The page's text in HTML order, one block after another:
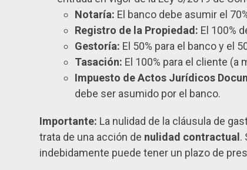
Notaría: El banco debe asumir el
Registro de la Propiedad: El 100%
Gestoría: El 50% para el banco y el
Tasación: El 100% para el cliente (a
Impuesto de Actos Jurídicos
debe ser asumido por el banco.
Importante: La nulidad de la cláusula de
trata de una acción de nulidad contractual.
indebidamente puede tener un plazo de